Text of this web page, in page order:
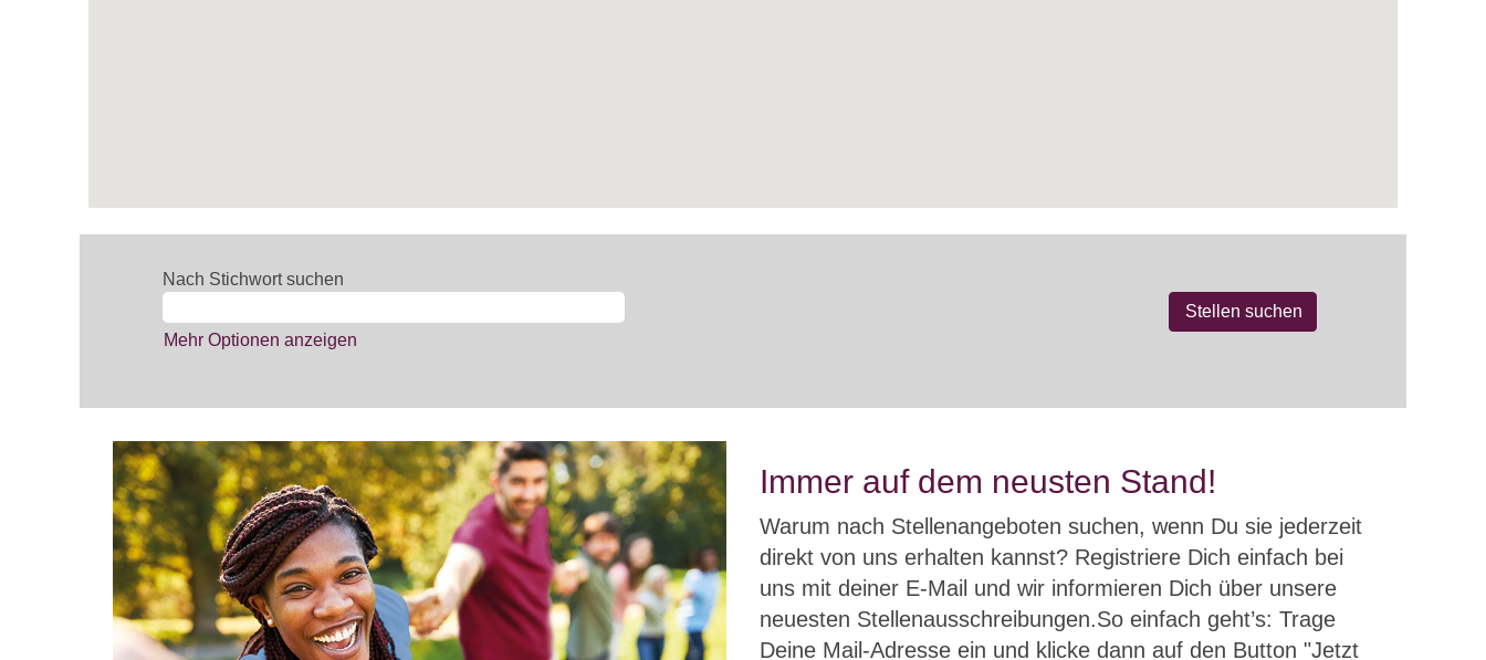
Nach Stichwort suchen
Mehr Optionen anzeigen
Immer auf dem neusten Stand!
Warum nach Stellenangeboten suchen, wenn Du sie jederzeit
direkt von uns erhalten kannst? Registriere Dich einfach bei
uns mit deiner E-Mail und wir informieren Dich über unsere
neuesten Stellenausschreibungen.So einfach geht’s: Trage
Deine Mail-Adresse ein und klicke dann auf den Button "Jetzt